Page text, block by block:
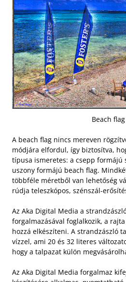
Beach flag
A beach flag nincs mereven
módjára elfordul, így biztosítva,
típusa ismeretes: a csepp formájú
uszony formájú beach flag.
többféle méretből van lehetőség
rúdja teleszkópos, szénszál-
Az Aka Digital Media a
forgalmazásával foglalkozik, a
hozzá elkészíteni. A strandzászló
vízzel, ami 20 és 32 literes
hogy a talpazat külön
Az Aka Digital Media forgalmaz